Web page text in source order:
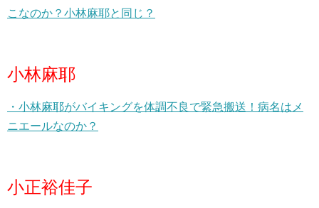
こなのか？小林麻耶と同じ？
小林麻耶
・小林麻耶がバイキングを体調不良で緊急搬送！病名はメ
ニエールなのか？
小正裕佳子